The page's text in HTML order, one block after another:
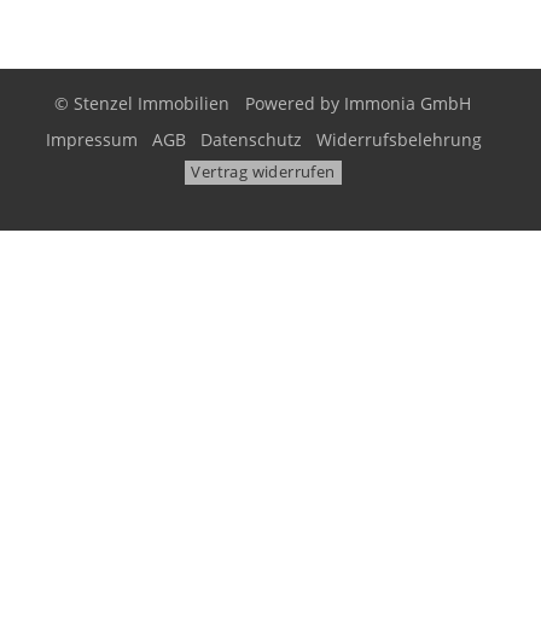
© Stenzel Immobilien Powered by Immonia GmbH
Impressum
AGB Datenschutz Widerrufsbelehrung
Vertrag widerrufen